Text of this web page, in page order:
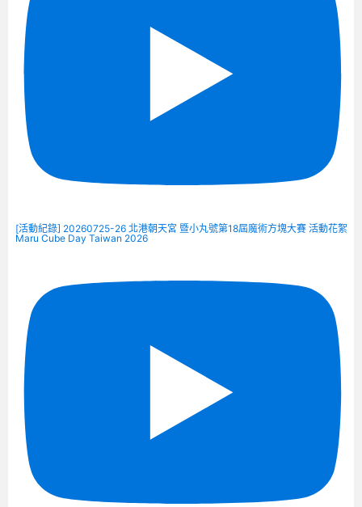
[活動紀錄] 20260725-26 北港朝天宮 暨小丸號第18屆魔術方塊大賽 活動花絮
Maru Cube Day Taiwan 2026